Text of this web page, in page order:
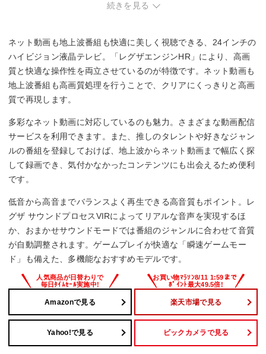
553x361x186 mm
続きを見る
ネット動画も地上波番組も快適に美しく視聴できる、24インチの
ハイビジョン液晶テレビ。「レグザエンジンHR」により、高画
質と快適な操作性を両立させているのが特徴です。ネット動画も
地上波番組も高画質処理を行うことで、クリアにくっきりと高画
質で再現します。
多彩なネット動画に対応しているのも魅力。さまざまな動画配信
サービスを利用できます。また、推しのタレントや好きなジャン
ルの番組を登録しておけば、地上波からネット動画まで幅広く探
して録画でき、気付かなかったコンテンツにも出会えるため便利
です。
低音から高音までバランスよく再生できる高音質もポイント。レ
グザ サウンドプロセスVIRによってリアルな音声を実現するほ
か、おまかせサウンドモードでは番組のジャンルに合わせて音質
が自動調整されます。ゲームプレイが快適な「瞬速ゲームモー
ド」も備えた、多機能なおすすめモデルです。
Amazonで見る 楽天市場で見る
Yahoo!で見る ビックカメラで見る